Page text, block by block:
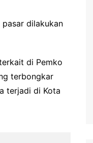
pasar dilakukan
di Pemko
terbongkar
terjadi di Kota